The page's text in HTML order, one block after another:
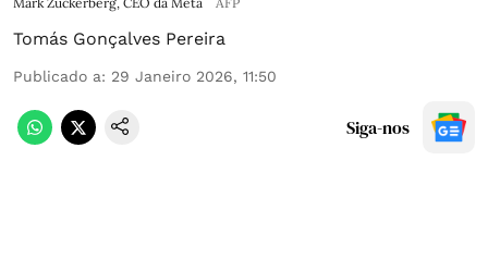
Tomás Gonçalves Pereira
Publicado a: 29 Janeiro 2026, 11:50
Siga-nos